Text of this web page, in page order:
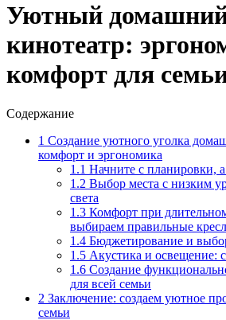
Уютный
кинотеатр:
комфорт для
Содержание
1 Создание уютного уголка
комфорт и эргономика
1.1 Начните с планировки,
1.2 Выбор места с низким
света
1.3 Комфорт при
выбираем правильные
1.4 Бюджетирование и
1.5 Акустика и освещение:
1.6 Создание
для всей семьи
2 Заключение: создаем уютное
семьи